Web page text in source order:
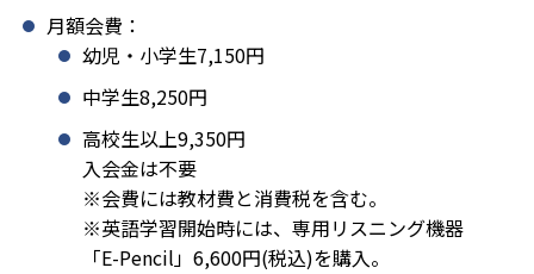
月額会費：
幼児・小学生7,150円
中学生8,250円
高校生以上9,350円
入会金は不要
※会費には教材費と消費税を含む。
※英語学習開始時には、専用リスニング機器
「E-Pencil」6,600円(税込)を購入。